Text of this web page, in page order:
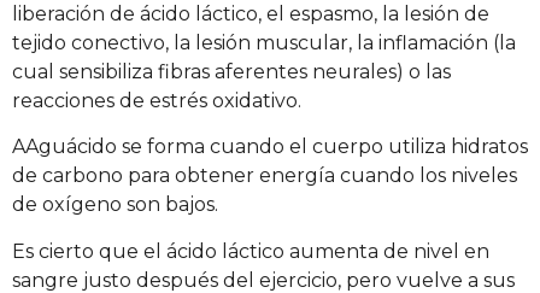
liberación de ácido láctico, el espasmo, la lesión de
tejido conectivo, la lesión muscular, la inflamación (la
cual sensibiliza fibras aferentes neurales) o las
reacciones de estrés oxidativo.
AAguácido se forma cuando el cuerpo utiliza hidratos
de carbono para obtener energía cuando los niveles
de oxígeno son bajos.
Es cierto que el ácido láctico aumenta de nivel en
sangre justo después del ejercicio, pero vuelve a sus